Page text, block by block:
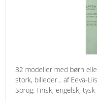
32 modeller med børn
stork, billeder... af Eeva-
Sprog: Finsk, engelsk, tysk